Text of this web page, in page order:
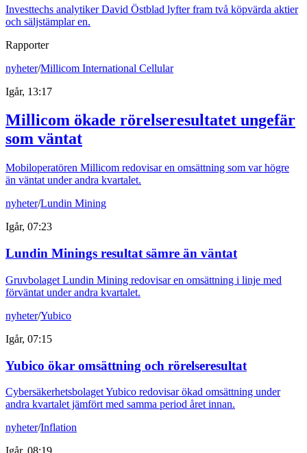
Investtechs analytiker David Östblad lyfter fram två köpvärda aktier
och säljstämplar en.
Rapporter
nyheter/Millicom International Cellular
Igår, 13:17
Millicom ökade rörelseresultatet ungefär
som väntat
Mobiloperatören Millicom redovisar en omsättning som var högre
än väntat under andra kvartalet.
nyheter/Lundin Mining
Igår, 07:23
Lundin Minings resultat sämre än väntat
Gruvbolaget Lundin Mining redovisar en omsättning i linje med
förväntat under andra kvartalet.
nyheter/Yubico
Igår, 07:15
Yubico ökar omsättning och rörelseresultat
Cybersäkerhetsbolaget Yubico redovisar ökad omsättning under
andra kvartalet jämfört med samma period året innan.
nyheter/Inflation